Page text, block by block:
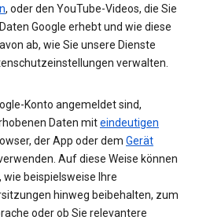
, oder den YouTube-Videos, die Sie
Google erhebt und wie diese
ab, wie Sie unsere Dienste
verwalten.
Konto angemeldet sind,
Daten miteindeutigen
der App oder dem Gerät
Auf diese Weise können
beispielsweise Ihre
hinweg beibehalten, zum
oder ob Sie relevantere